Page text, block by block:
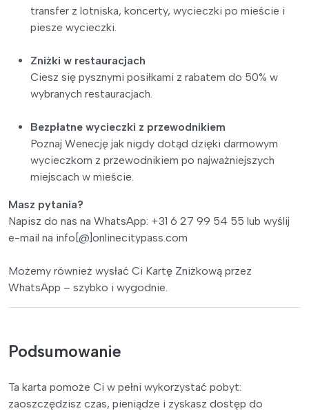
transfer z lotniska, koncerty, wycieczki po mieście i
piesze wycieczki.
Zniżki w restauracjach
Ciesz się pysznymi posiłkami z rabatem do 50% w
wybranych restauracjach.
Bezpłatne wycieczki z przewodnikiem
Poznaj Wenecję jak nigdy dotąd dzięki darmowym
wycieczkom z przewodnikiem po najważniejszych
miejscach w mieście.
Masz pytania?
Napisz do nas na WhatsApp: +31 6 27 99 54 55 lub wyślij
e-mail na info[@]onlinecitypass.com
Możemy również wysłać Ci Kartę Zniżkową przez
WhatsApp – szybko i wygodnie.
Podsumowanie
Ta karta pomoże Ci w pełni wykorzystać pobyt:
zaoszczędzisz czas, pieniądze i zyskasz dostęp do